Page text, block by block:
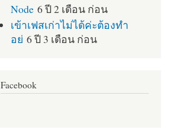
Node 6 ปี 2 เดือน ก่อน
เข้าเฟสเก่าไม่ได้ค่ะต้องทำ
อย่ 6 ปี 3 เดือน ก่อน
Facebook